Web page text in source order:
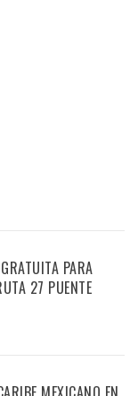
PARA
27 PUENTE